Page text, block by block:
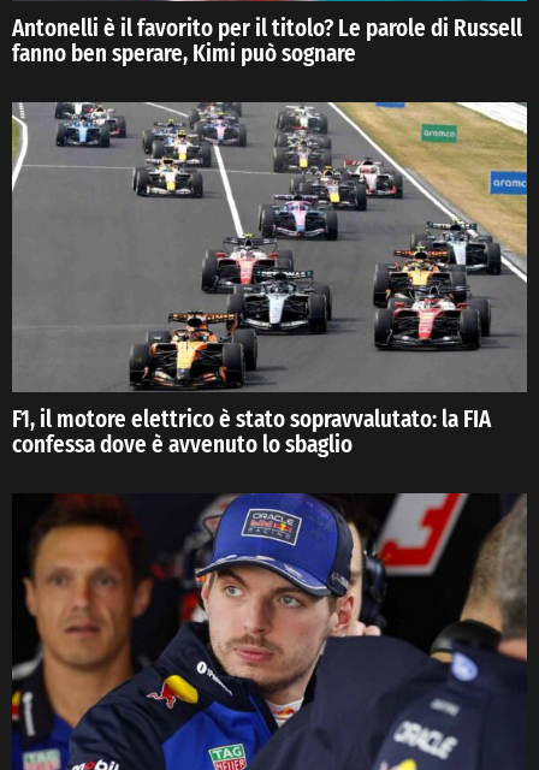
Antonelli è il favorito per il titolo? Le parole di Russell
fanno ben sperare, Kimi può sognare
F1, il motore elettrico è stato sopravvalutato: la FIA
confessa dove è avvenuto lo sbaglio